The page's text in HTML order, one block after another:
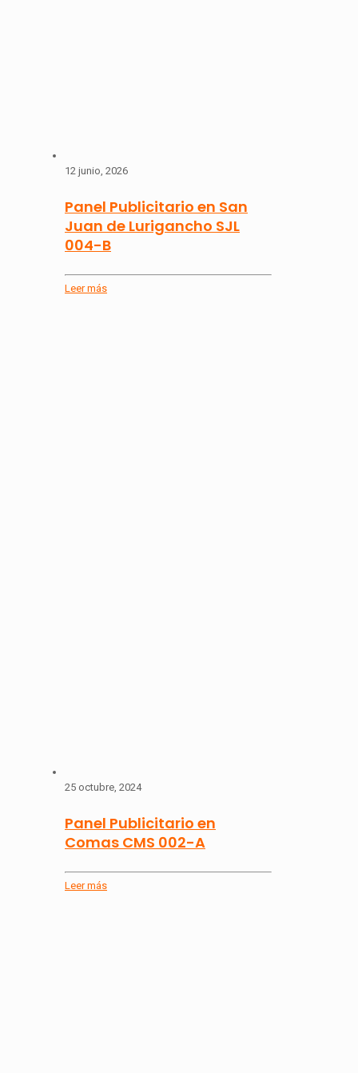
12 junio, 2026
Panel Publicitario en San
Juan de Lurigancho SJL
004-B
Leer más
25 octubre, 2024
Panel Publicitario en
Comas CMS 002-A
Leer más